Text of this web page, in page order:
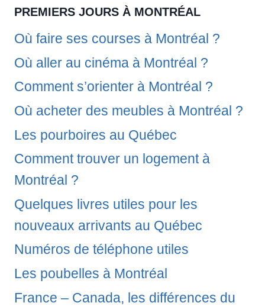
PREMIERS JOURS À MONTRÉAL
Où faire ses courses à Montréal ?
Où aller au cinéma à Montréal ?
Comment s’orienter à Montréal ?
Où acheter des meubles à Montréal ?
Les pourboires au Québec
Comment trouver un logement à
Montréal ?
Quelques livres utiles pour les
nouveaux arrivants au Québec
Numéros de téléphone utiles
Les poubelles à Montréal
France – Canada, les différences du